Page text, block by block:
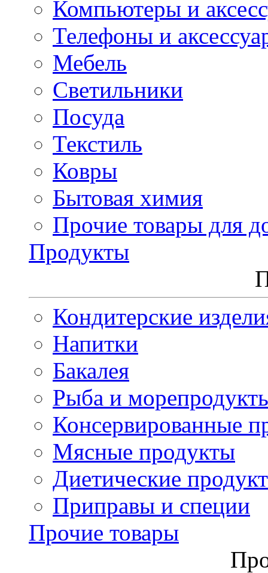
Компьютеры и
Телефоны и
Мебель
Светильники
Посуда
Текстиль
Ковры
Бытовая химия
Прочие товары для
Продукты
Кондитерские
Напитки
Бакалея
Рыба и
Консервированные
Мясные продукты
Диетические
Приправы и специи
Прочие товары